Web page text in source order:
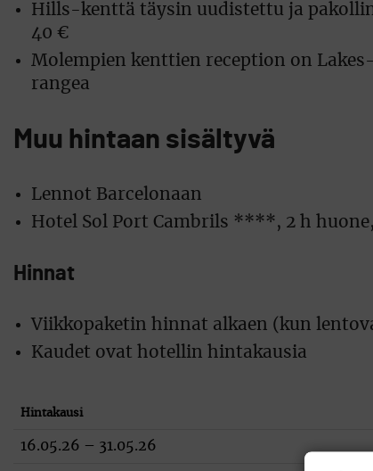
Hills-kenttä täysin uudistettu ja
40 €
Molempien kenttien reception on
rangea
Muu hintaan sisältyvä
Lennot Barcelonaan
Hotel Sol Port Cambrils ****, 2 h
Hinnat
Viikkopaketin hinnat alkaen (kun
Kaudet ovat hotellin hintakausia
Hintakausi
16.05.26 – 31.05.26